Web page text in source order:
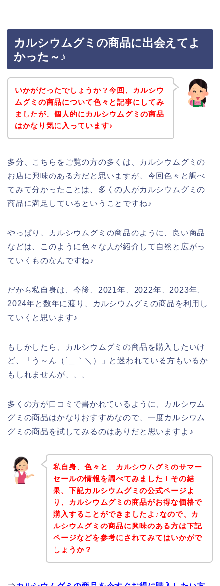
カルシウムグミの商品に出会えてよ
かった～♪
いかがだったでしょうか？今回、カルシウ
ムグミの商品について色々と記事にしてみ
ましたが、個人的にカルシウムグミの商品
はかなり気に入っています♪
多分、こちらをご覧の方の多くは、カルシウムグミの
お店に興味のある方だと思いますが、今回色々と調べ
てみて分かったことは、多くの人がカルシウムグミの
商品に満足しているということですね♪
やっぱり、カルシウムグミの商品のように、良い商品
などは、このように色々な人が紹介して自然と広がっ
ていくものなんですね♪
だから私自身は、今後、2021年、2022年、2023年、
2024年と数年に渡り、カルシウムグミの商品を利用し
ていくと思います♪
もしかしたら、カルシウムグミの商品を購入したいけ
ど、「う～ん（´＿｀＼）」と迷われている方もいるか
もしれませんが、、、
多くの方が口コミで書かれているように、カルシウム
グミの商品はかなりおすすめなので、一度カルシウム
グミの商品を試してみるのはありだと思いますよ♪
私自身、色々と、カルシウムグミのサマー
セールの情報を調べてみました！その結
果、下記カルシウムグミの公式ページよ
り、カルシウムグミの商品がお得な価格で
購入することができましたよ♪なので、カ
ルシウムグミの商品に興味のある方は下記
ページなどを参考にされてみてはいかがで
しょうか？